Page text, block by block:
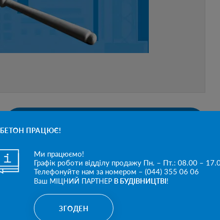
ПРАЦЮЄ!
Ми працюємо!
Графік роботи відділу продажу Пн. – Пт.: 08.00 –
Телефонуйте нам за номером – (044) 355 06 06
Ваш МІЦНИЙ ПАРТНЕР В БУДІВНИЦТВІ!
ЗГОДЕН
З ДНЕМ УКРАЇНСЬКОЇ
ДЕРЖАВНОСТІ!